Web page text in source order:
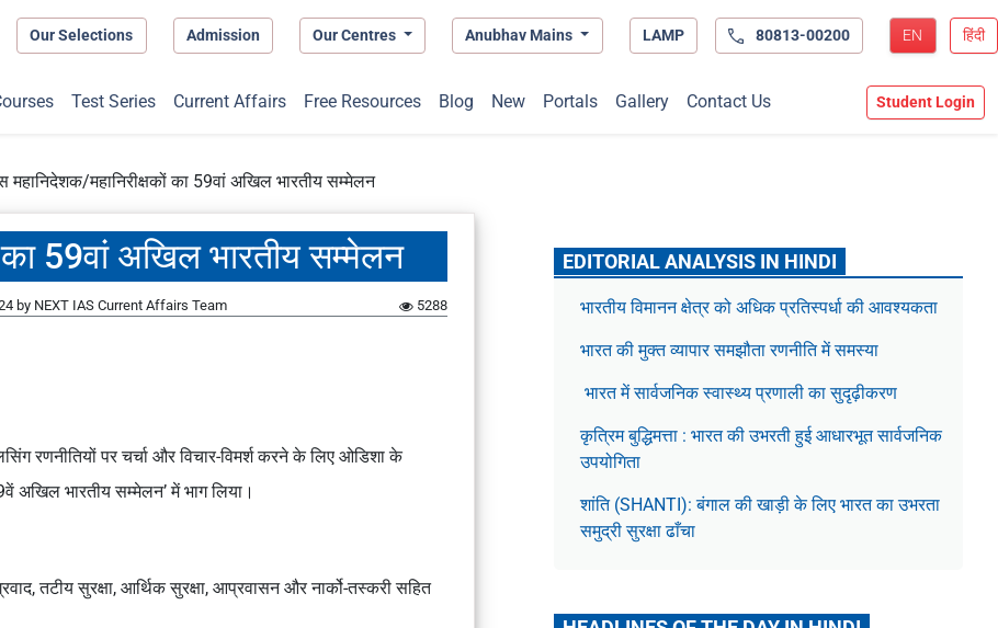
Our Selections Admission Our Centres Anubhav Mains LAMP 80813-00200 EN हिंदी
Test Series Current Affairs Free Resources Blog New Portals Gallery Contact Us Student Login
महानिदेशक/महानिरीक्षकों का 59वां अखिल भारतीय सम्मेलन
का 59वां अखिल भारतीय सम्मेलन
by NEXT IAS Current Affairs Team 5288
रणनीतियों पर चर्चा और विचार-विमर्श करने के लिए ओडिशा के
अखिल भारतीय सम्मेलन’ में भाग लिया।
तटीय सुरक्षा, आर्थिक सुरक्षा, आप्रवासन और नार्को-तस्करी सहित
EDITORIAL ANALYSIS IN HINDI
भारतीय विमानन क्षेत्र को अधिक प्रतिस्पर्धा की आवश्यकता
भारत की मुक्त व्यापार समझौता रणनीति में समस्या
भारत में सार्वजनिक स्वास्थ्य प्रणाली का सुदृढ़ीकरण
कृत्रिम बुद्धिमत्ता : भारत की उभरती हुई आधारभूत सार्वजनिक
उपयोगिता
शांति (SHANTI): बंगाल की खाड़ी के लिए भारत का उभरता
समुद्री सुरक्षा ढाँचा